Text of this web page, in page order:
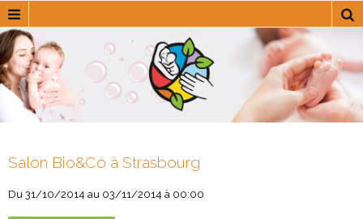
Salon Bio&Co à Strasbourg
Du 31/10/2014 au 03/11/2014 à 00:00